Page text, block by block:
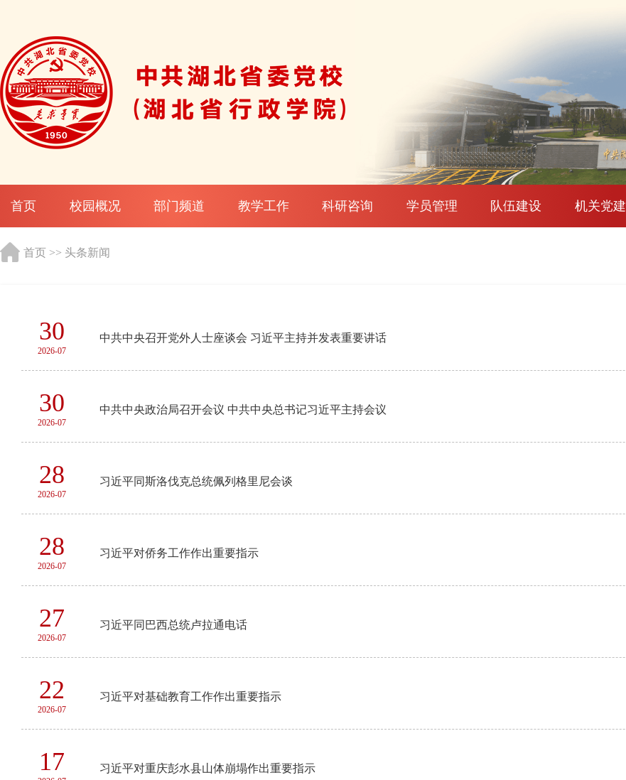
首页 校园概况 部门频道 教学工作 科研咨询 学员管理 队伍建设 机关党建
首页 >> 头条新闻
30
2026-07
中共中央召开党外人士座谈会 习近平主持并发表重要讲话
30
2026-07
中共中央政治局召开会议 中共中央总书记习近平主持会议
28
2026-07
习近平同斯洛伐克总统佩列格里尼会谈
28
2026-07
习近平对侨务工作作出重要指示
27
2026-07
习近平同巴西总统卢拉通电话
22
2026-07
习近平对基础教育工作作出重要指示
17 习近平对重庆彭水县山体崩塌作出重要指示